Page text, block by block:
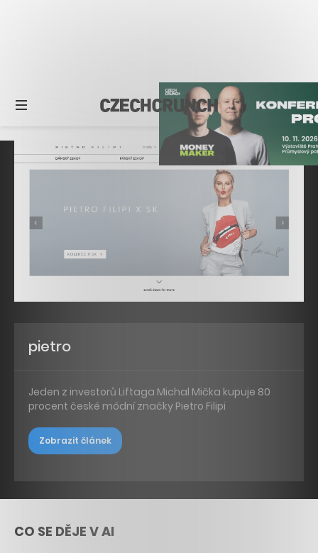
pietro
Jeden z investorů Liftaga Michal Mička kupuje 80
procent české módní značky Pietro Filipi
Zobrazit článek
CO SE DĚJE V AI